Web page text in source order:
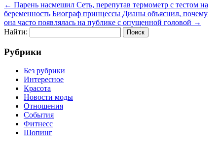
← Парень насмешил Сеть, перепутав термометр с тестом на
беременность Биограф принцессы Дианы объяснил, почему
она часто появлялась на публике с опущенной головой →
Найти:
Рубрики
Без рубрики
Интересное
Красота
Новости моды
Отношения
События
Фитнесс
Шопинг